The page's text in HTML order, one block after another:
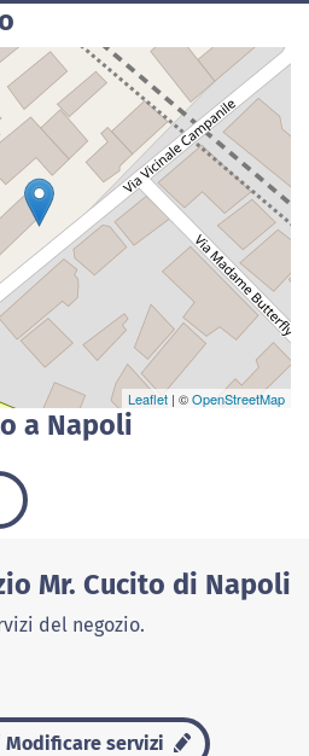
Leaflet | ©OpenStreetMap
a Napoli
Mr. Cucito di Napoli
del negozio.
Modificare servizi